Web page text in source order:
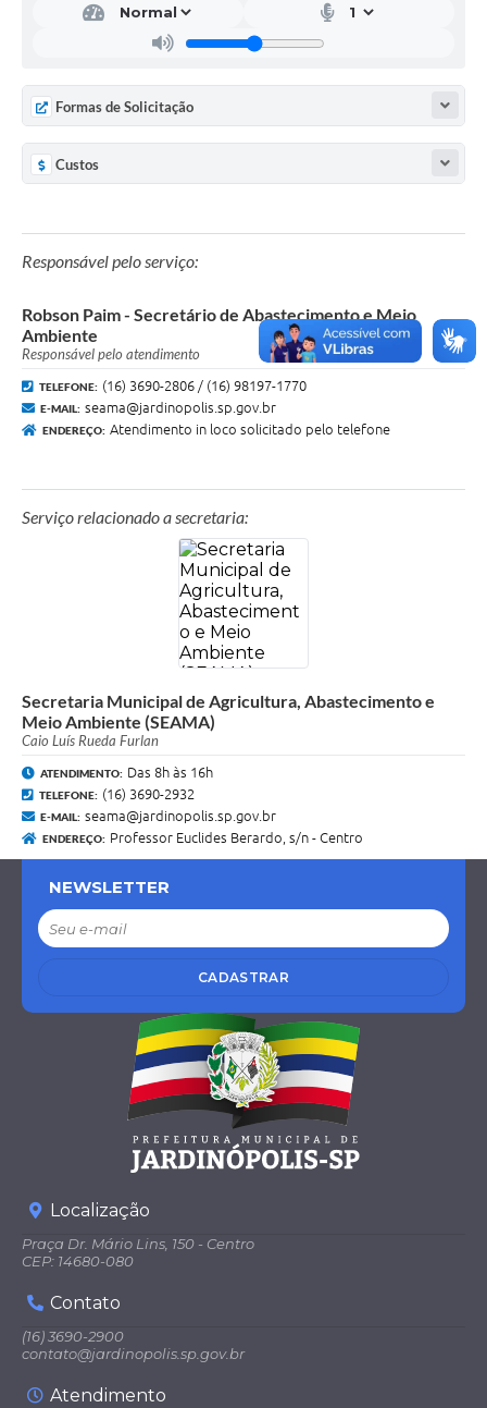
Formas de Solicitação
Custos
Responsável pelo serviço:
Robson Paim - Secretário de Abastecimento e Meio
Ambiente
Responsável pelo atendimento
TELEFONE: (16) 3690-2806 / (16) 98197-1770
E-MAIL: seama@jardinopolis.sp.gov.br
ENDEREÇO: Atendimento in loco solicitado pelo telefone
Serviço relacionado a secretaria:
Secretaria Municipal de Agricultura, Abastecimento e
Meio Ambiente (SEAMA)
Caio Luís Rueda Furlan
ATENDIMENTO: Das 8h às 16h
TELEFONE: (16) 3690-2932
E-MAIL: seama@jardinopolis.sp.gov.br
ENDEREÇO: Professor Euclides Berardo, s/n - Centro
NEWSLETTER
CADASTRAR
Localização
Praça Dr. Mário Lins, 150 - Centro
CEP: 14680-080
Contato
(16) 3690-2900
contato@jardinopolis.sp.gov.br
Atendimento